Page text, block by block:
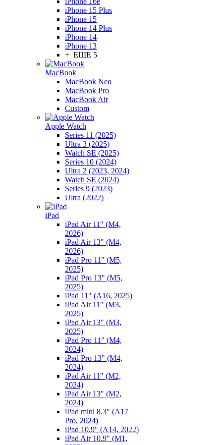
iPhone 15 Plus
iPhone 15
iPhone 14 Plus
iPhone 14
iPhone 13
+ ЕЩЕ 5
MacBook
MacBook Neo
MacBook Pro
MacBook Air
Custom
Apple Watch
Series 11 (2025)
Ultra 3 (2025)
Watch SE (2025)
Series 10 (2024)
Ultra 2 (2023, 2024)
Watch SE (2024)
Series 9 (2023)
Ultra (2022)
iPad
iPad Air 11" (M4,
2026)
iPad Air 13" (M4,
2026)
iPad Pro 11" (M5,
2025)
iPad Pro 13" (M5,
2025)
iPad 11" (A16, 2025)
iPad Air 11" (M3,
2025)
iPad Air 13" (M3,
2025)
iPad Pro 11" (M4,
2024)
iPad Pro 13" (M4,
2024)
iPad Air 11" (M2,
2024)
iPad Air 13" (M2,
2024)
iPad mini 8.3" (A17
Pro, 2024)
iPad 10.9" (A14, 2022)
iPad Air 10.9" (M1,